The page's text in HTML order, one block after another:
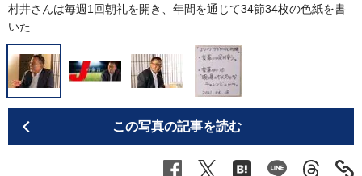
村井さんは毎週1回朝礼を開き、年間を通じて34節34枚の色紙を書
いた
この写真の記事を読む